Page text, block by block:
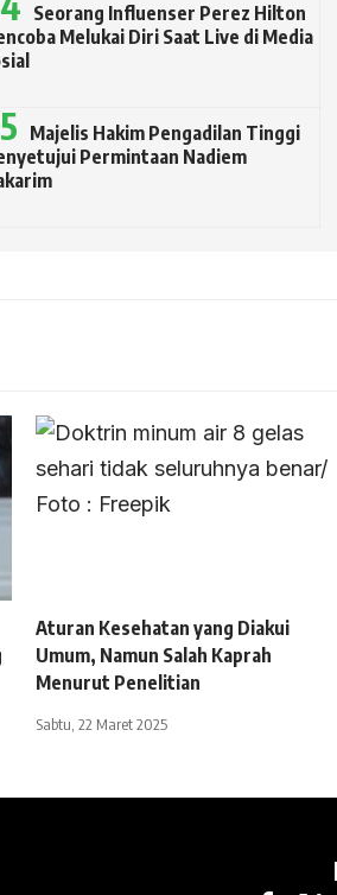
Seorang Influenser Perez Hilton
Melukai Diri Saat Live di Media
Majelis Hakim Pengadilan Tinggi
Permintaan Nadiem
Aturan Kesehatan yang Diakui
Umum, Namun Salah Kaprah
Menurut Penelitian
Sabtu, 22 Maret 2025